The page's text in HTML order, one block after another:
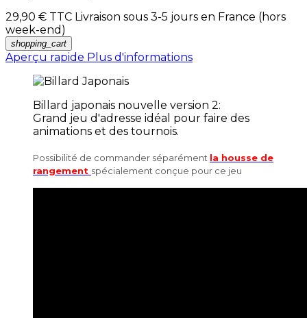
29,90 € TTC Livraison sous 3-5 jours en France (hors
week-end)
shopping_cart
Aperçu rapide Plus d'informations
Billard japonais nouvelle version 2:
Grand jeu d'adresse idéal pour faire des
animations et des tournois.
Possibilité de commander séparément la housse de
rangement spécialement conçue pour ce jeu